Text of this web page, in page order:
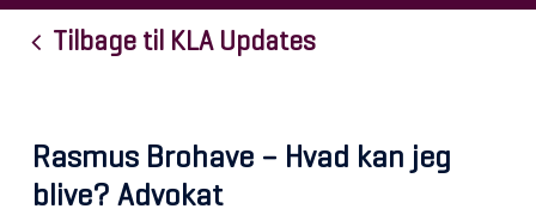
Tilbage til KLA Updates
Rasmus Brohave – Hvad kan jeg
blive? Advokat